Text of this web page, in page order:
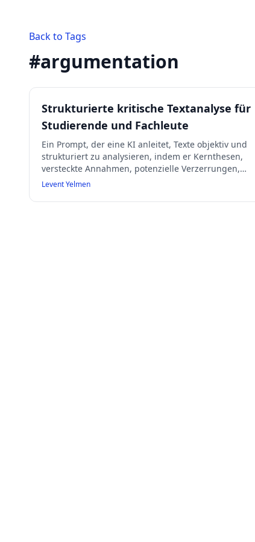
Back to Tags
#argumentation
Strukturierte kritische Textanalyse für
Studierende und Fachleute
Ein Prompt, der eine KI anleitet, Texte objektiv und
strukturiert zu analysieren, indem er Kernthesen,
versteckte Annahmen, potenzielle Verzerrungen,
alternative Interpretationen, Evidenzbewertung,
gegliederten Stichpunkten darstellt. Geeignet für
Levent Yelmen